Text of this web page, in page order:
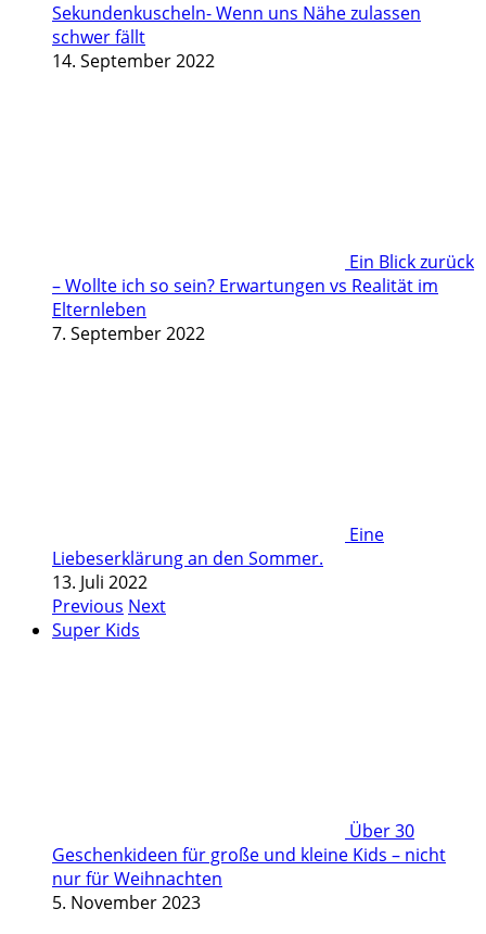
Sekundenkuscheln- Wenn uns Nähe zulassen
schwer fällt
14. September 2022
Ein Blick zurück
– Wollte ich so sein? Erwartungen vs Realität im
Elternleben
7. September 2022
Eine
Liebeserklärung an den Sommer.
13. Juli 2022
Previous Next
Super Kids
Über 30
Geschenkideen für große und kleine Kids – nicht
nur für Weihnachten
5. November 2023